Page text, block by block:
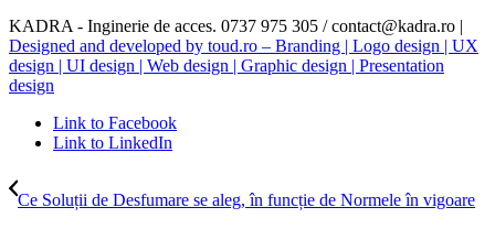
KADRA - Inginerie de acces. 0737 975 305 / contact@kadra.ro |
Designed and developed by toud.ro – Branding | Logo design | UX
design | UI design | Web design | Graphic design | Presentation
design
Link to Facebook
Link to LinkedIn
Ce Soluții de Desfumare se aleg, în funcție de Normele în vigoare